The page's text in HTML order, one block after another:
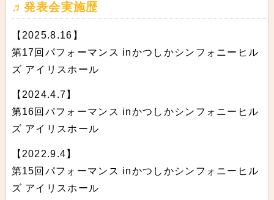
♬発表会実施歴
【2025.8.16】
第17回パフォーマンス inかつしかシンフォニーヒル
ズ アイリスホール
【2024.4.7】
第16回パフォーマンス inかつしかシンフォニーヒル
ズ アイリスホール
【2022.9.4】
第15回パフォーマンス inかつしかシンフォニーヒル
ズ アイリスホール